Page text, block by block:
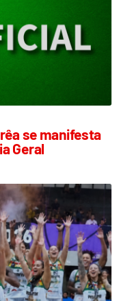
se manifesta
Geral